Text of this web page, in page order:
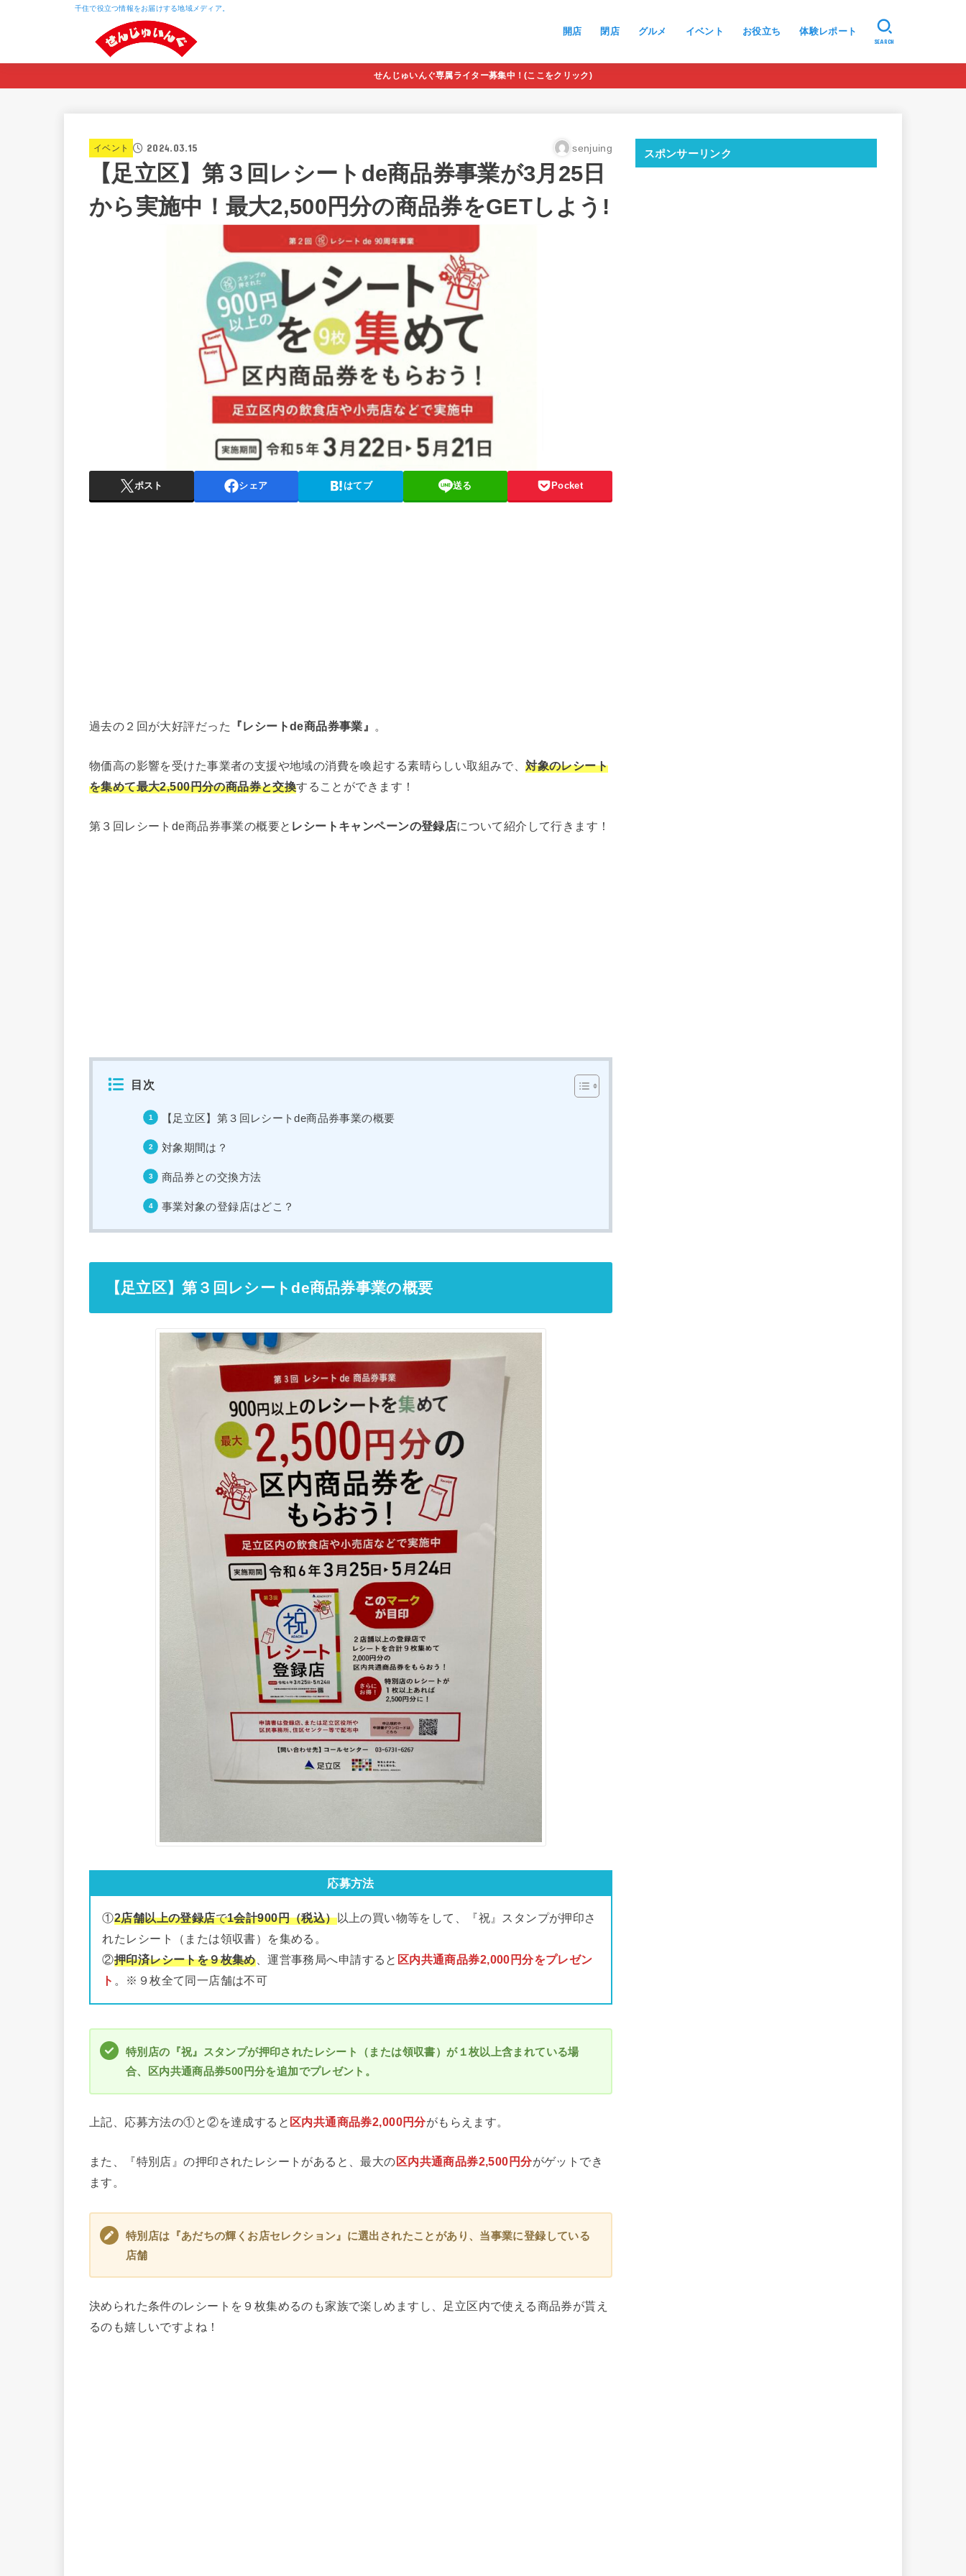
千住で役立つ情報をお届けする地域メディア。
開店 閉店 グルメ イベント お役立ち 体験レポート
SEARCH
せんじゅいんぐ専属ライター募集中！(ここをクリック)
イベント 2024.03.15 senjuing
【足立区】第３回レシートde商品券事業が3月25日
から実施中！最大2,500円分の商品券をGETしよう!
ポスト シェア はてブ 送る Pocket
過去の２回が大好評だった 『レシートde商品券事業』 。
物価高の影響を受けた事業者の支援や地域の消費を喚起する素晴らしい取組みで、対象のレシート
を集めて最大2,500円分の商品券と交換することができます！
第３回レシートde商品券事業の概要と レシートキャンペーンの登録店について紹介して行きます！
目次
【足立区】第３回レシートde商品券事業の概要
対象期間は？
商品券との交換方法
事業対象の登録店はどこ？
【足立区】第３回レシートde商品券事業の概要
応募方法
①2店舗以上の登録店で1会計900円（税込）以上の買い物等をして、『祝』スタンプが押印さ
れたレシート（または領収書）を集める。
②押印済レシートを９枚集め、運営事務局へ申請すると 区内共通商品券2,000円分をプレゼン
ト 。※９枚全て同一店舗は不可
特別店の『祝』スタンプが押印されたレシート（または領収書）が１枚以上含まれている場
合、区内共通商品券500円分を追加でプレゼント。
上記、応募方法の①と②を達成すると 区内共通商品券2,000円分がもらえます。
また、『特別店』の押印されたレシートがあると、最大の 区内共通商品券2,500円分がゲットでき
ます。
特別店は『あだちの輝くお店セレクション』に選出されたことがあり、当事業に登録している
店舗
決められた条件のレシートを９枚集めるのも家族で楽しめますし、足立区内で使える商品券が貰え
るのも嬉しいですよね！
スポンサーリンク